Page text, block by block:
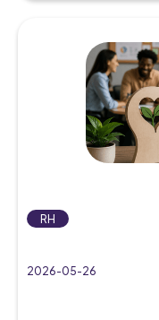
RH
2026-05-26